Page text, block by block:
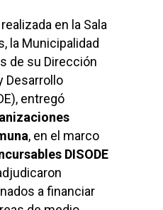
en la Sala
la Municipalidad
de su Dirección
Desarrollo
entregó
, en el marco
DISODE
a financiar